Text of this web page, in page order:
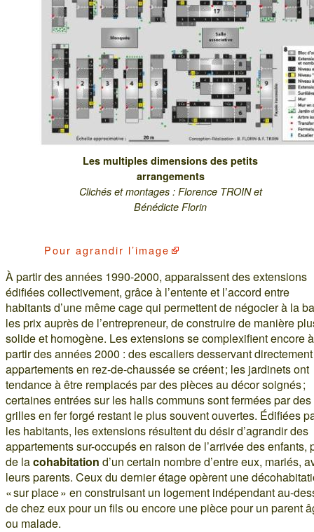
Les multiples dimensions des petits
arrangements
Clichés et montages : Florence TROIN et
Bénédicte Florin
Pour agrandir l’image
À partir des années 1990-2000, apparaissent des extensions
édifiées collectivement, grâce à l’entente et l’accord entre
habitants d’une même cage qui permettent de négocier à la
les prix auprès de l’entrepreneur, de construire de manière
solide et homogène. Les extensions se complexifient encore à
partir des années 2000 : des escaliers desservant
appartements en rez-de-chaussée se créent ; les jardinets ont
tendance à être remplacés par des pièces au décor soignés ;
certaines entrées sur les halls communs sont fermées par des
grilles en fer forgé restant le plus souvent ouvertes. Édifiées
les habitants, les extensions résultent du désir d’agrandir des
appartements sur-occupés en raison de l’arrivée des enfants,
de lacohabitation d’un certain nombre d’entre eux, mariés,
leurs parents. Ceux du dernier étage opèrent une
« sur place » en construisant un logement indépendant au-
de chez eux pour un fils ou encore une pièce pour un parent
ou malade.